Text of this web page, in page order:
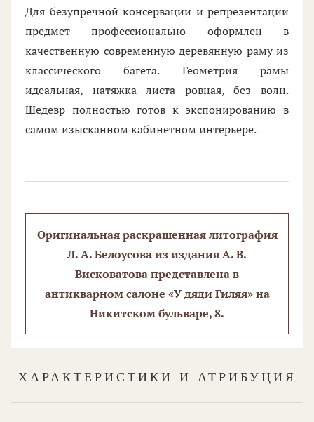
Для безупречной консервации и репрезентации
предмет профессионально оформлен в
качественную современную деревянную раму из
классического багета. Геометрия рамы
идеальная, натяжка листа ровная, без волн.
Шедевр полностью готов к экспонированию в
самом изысканном кабинетном интерьере.
Оригинальная раскрашенная литография
Л. А. Белоусова из издания А. В.
Висковатова представлена в
антикварном салоне «У дяди Гиляя» на
Никитском бульваре, 8.
ХАРАКТЕРИСТИКИ И АТРИБУЦИЯ